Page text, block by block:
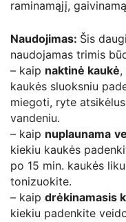
raminamąjį,
Naudojimas: Šis
naudojamas trimis
– kaip naktinė kaukė,
kaukės sluoksniu
miegoti, ryte
vandeniu.
– kaip nuplaunama
kiekiu kaukės
po 15 min. kaukės
tonizuokite.
– kaip drėkinamasis
kiekiu padenkite